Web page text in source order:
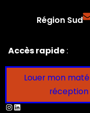
Région Sud
Accès rapide:
Louer mon
réception
Instagram
LinkedIn